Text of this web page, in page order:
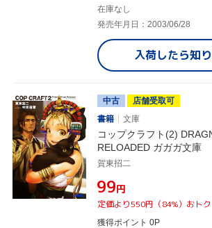
在庫なし
発売年月日：2003/06/28
入荷したら知
中古
店舗受取可
書籍
文庫
コップクラフト(2)
RELOADED ガガガ文庫
賀東招二
¥99円
定価より550円（84%）おトク
獲得ポイント 0P